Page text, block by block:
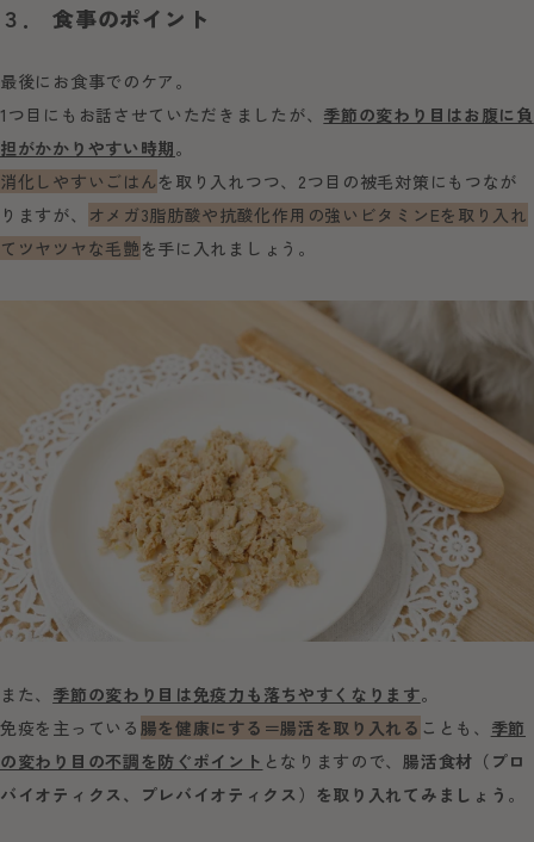
３． 食事のポイント
最後にお食事でのケア。
1つ目にもお話させていただきましたが、 季節の変わり目はお腹に負
担がかかりやすい時期。
消化しやすいごはんを取り入れつつ、2つ目の被毛対策にもつなが
りますが、
オメガ3脂肪酸や抗酸化作用の強いビタミンEを取り入れ
てツヤツヤな毛艶を手に入れましょう。
また、 季節の変わり目は免疫力も落ちやすくなります。
免疫を主っている 腸を健康にする＝腸活を取り入れる ことも、 季節
の変わり目の不調を防ぐポイント となりますので、腸活食材（プロ
バイオティクス、プレバイオティクス）を取り入れてみましょう 。